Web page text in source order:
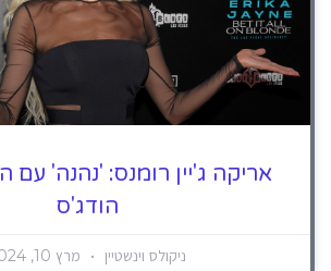
אריקה ג'יין רומנס: 'נהנה' עם
הודג'ס
ניקולס וינשטיין מרץ 10, 2024